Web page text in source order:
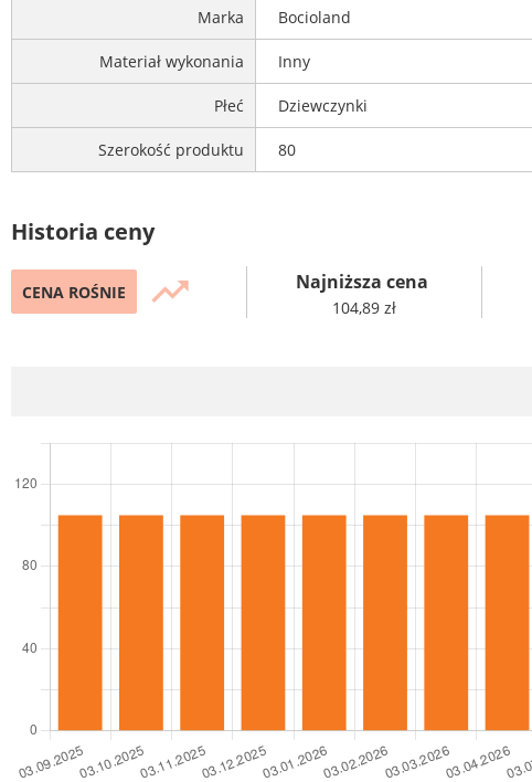
Marka Bocioland
Materiał wykonania Inny
Płeć Dziewczynki
Szerokość produktu 80
Historia ceny
CENA ROŚNIE trending_up Najniższa cena
104,89 zł